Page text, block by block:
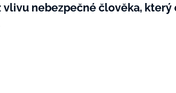
vlivu nebezpečné člověka,